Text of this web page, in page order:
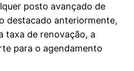
posto avançado de
destacado anteriormente,
taxa de renovação, a
para o agendamento